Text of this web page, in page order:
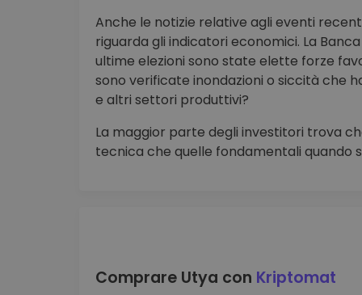
Anche le notizie relative agli eventi
riguarda gli indicatori economici. La
ultime elezioni sono state elette forze
sono verificate inondazioni o siccità che
e altri settori produttivi?
La maggior parte degli investitori trova
tecnica che quelle fondamentali quando
Comprare Utya con Kriptomat